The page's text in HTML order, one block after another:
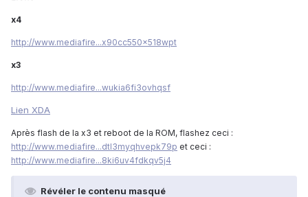
x4
http://www.mediafire...x90cc550x518wpt
x3
http://www.mediafire...wukia6fi3ovhqsf
Lien XDA
Après flash de la x3 et reboot de la ROM, flashez ceci :
http://www.mediafire...dtl3myqhvepk79p et ceci :
http://www.mediafire...8ki6uv4fdkqv5j4
Révéler le contenu masqué